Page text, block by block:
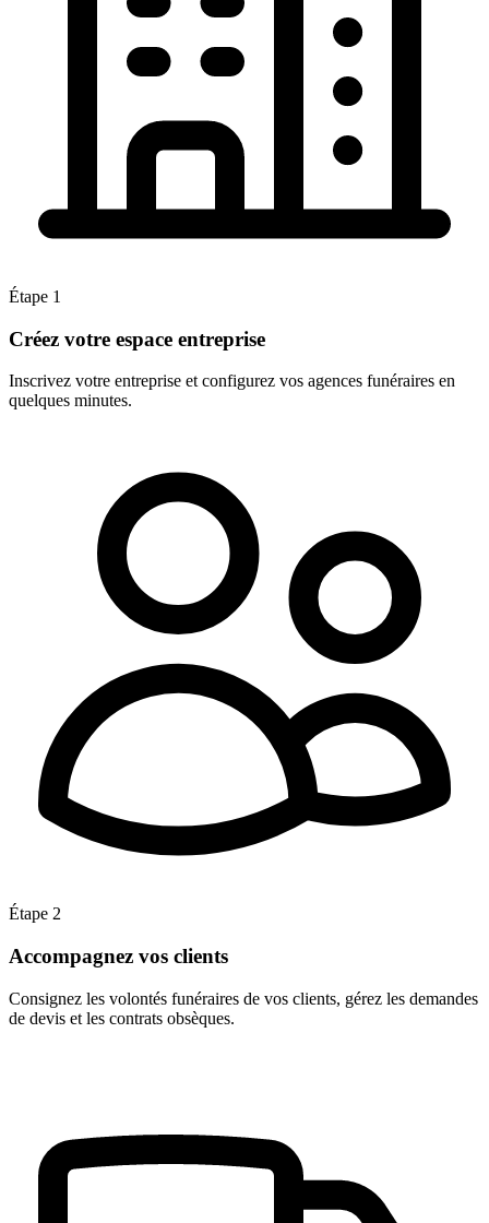
Étape 1
Créez votre espace entreprise
Inscrivez votre entreprise et configurez vos agences funéraires en
quelques minutes.
Étape 2
Accompagnez vos clients
Consignez les volontés funéraires de vos clients, gérez les demandes
de devis et les contrats obsèques.